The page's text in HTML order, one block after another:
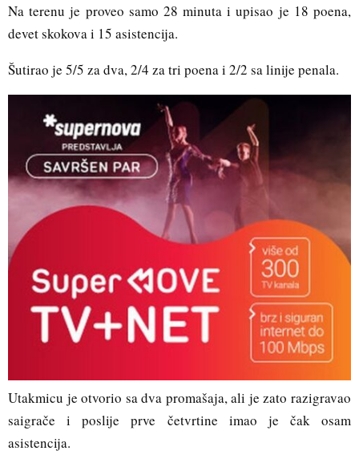
Na terenu je proveo samo 28 minuta i upisao je 18 poena,
devet skokova i 15 asistencija.
Šutirao je 5/5 za dva, 2/4 za tri poena i 2/2 sa linije penala.
Utakmicu je otvorio sa dva promašaja, ali je zato razigravao
saigrače i poslije prve četvrtine imao je čak osam
asistencija.